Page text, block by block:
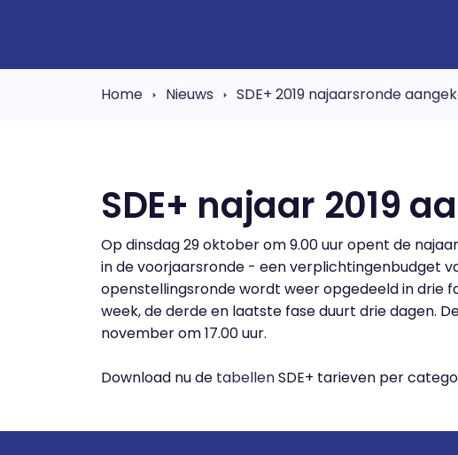
Home Nieuws SDE+ 2019 najaarsronde
SDE+ najaar 2019
Op dinsdag 29 oktober om 9.00 uur opent de
in de voorjaarsronde - een verplichtingenbudget
openstellingsronde wordt weer opgedeeld in drie
week, de derde en laatste fase duurt drie dagen.
november om 17.00 uur.
Download nu de tabellenSDE+ tarieven per